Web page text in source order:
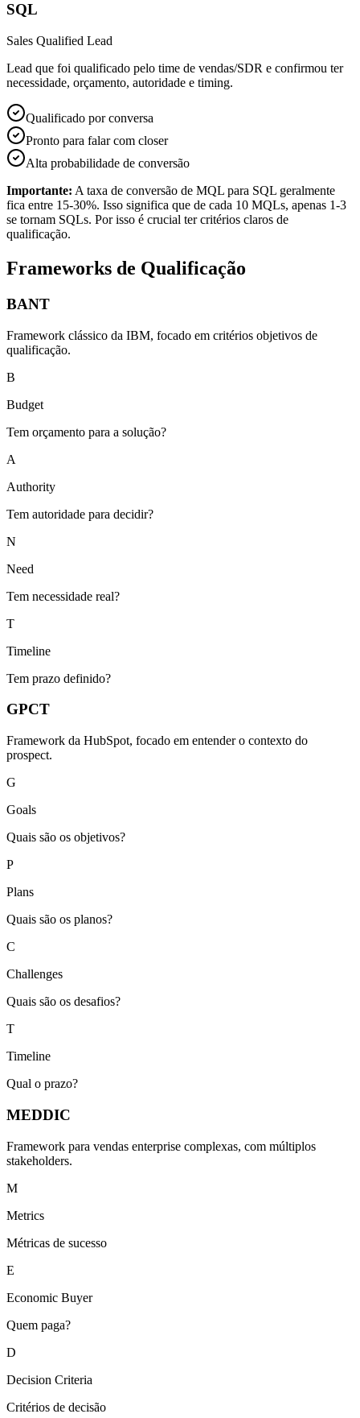
SQL
Sales Qualified Lead
Lead que foi qualificado pelo time de vendas/SDR e confirmou ter
necessidade, orçamento, autoridade e timing.
Qualificado por conversa
Pronto para falar com closer
Alta probabilidade de conversão
Importante: A taxa de conversão de MQL para SQL geralmente
fica entre 15-30%. Isso significa que de cada 10 MQLs, apenas 1-3
se tornam SQLs. Por isso é crucial ter critérios claros de
qualificação.
Frameworks de Qualificação
BANT
Framework clássico da IBM, focado em critérios objetivos de
qualificação.
B
Budget
Tem orçamento para a solução?
A
Authority
Tem autoridade para decidir?
N
Need
Tem necessidade real?
T
Timeline
Tem prazo definido?
GPCT
Framework da HubSpot, focado em entender o contexto do
prospect.
G
Goals
Quais são os objetivos?
P
Plans
Quais são os planos?
C
Challenges
Quais são os desafios?
T
Timeline
Qual o prazo?
MEDDIC
Framework para vendas enterprise complexas, com múltiplos
stakeholders.
M
Metrics
Métricas de sucesso
E
Economic Buyer
Quem paga?
D
Decision Criteria
Critérios de decisão